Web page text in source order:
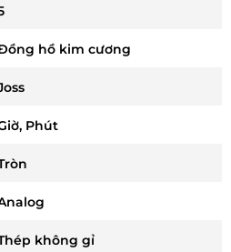
hồ kim cương
Phút
không gỉ